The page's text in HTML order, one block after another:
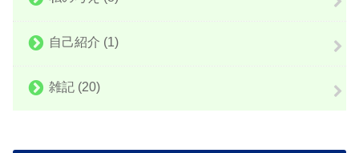
自己紹介 (1)
雑記 (20)